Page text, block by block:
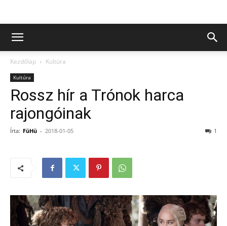
Kezdőlap Kultúra
Kultúra
Rossz hír a Trónok harca
rajongóinak
Írta: FüHü - 2018-01-05 1